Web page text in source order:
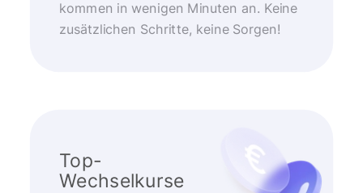
kommen in wenigen Minuten an. Keine
zusätzlichen Schritte, keine Sorgen!
Top-
Wechselkurse